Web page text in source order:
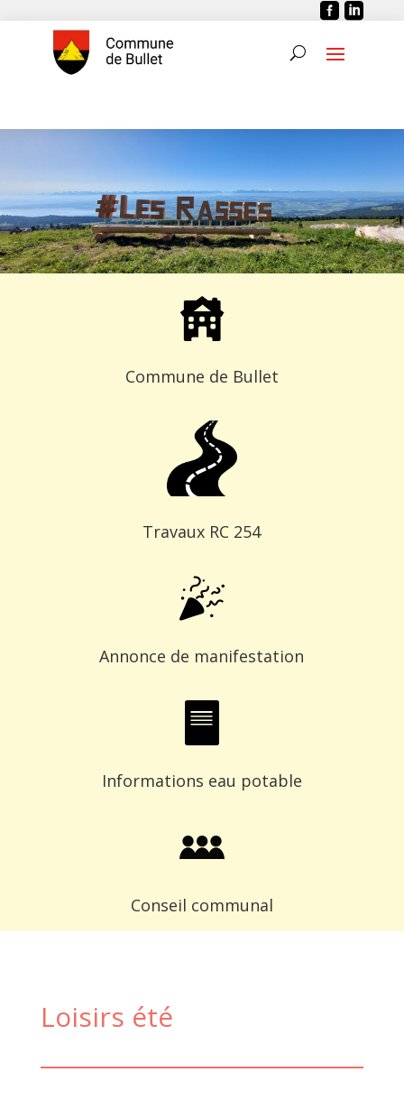
 
Commune de Bullet
Travaux RC 254
Annonce de manifestation
Informations eau potable
Conseil communal
Loisirs été